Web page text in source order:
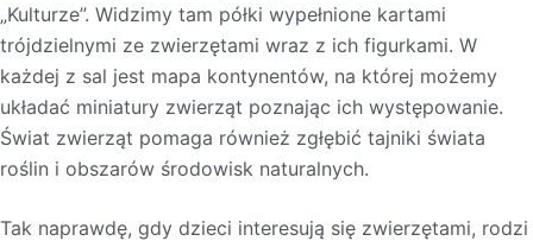
„Kulturze”. Widzimy tam półki wypełnione kartami
trójdzielnymi ze zwierzętami wraz z ich figurkami. W
każdej z sal jest mapa kontynentów, na której możemy
układać miniatury zwierząt poznając ich występowanie.
Świat zwierząt pomaga również zgłębić tajniki świata
roślin i obszarów środowisk naturalnych.
Tak naprawdę, gdy dzieci interesują się zwierzętami, rodzi